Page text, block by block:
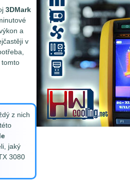
3DMark
a
v
tomto
z nich
jaký
3080